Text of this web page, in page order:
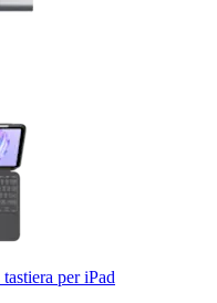
per iPad